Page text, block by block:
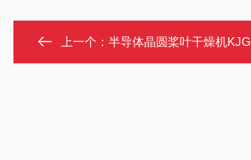
上一个： 半导体晶圆桨叶干燥机KJG